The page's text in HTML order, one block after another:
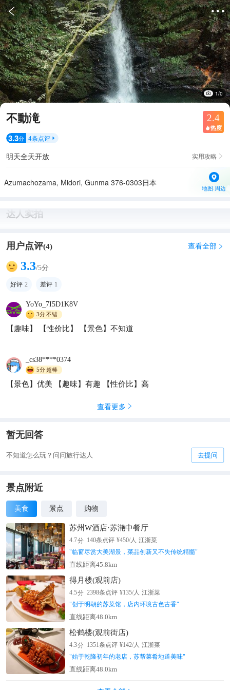
 
1/0
不動滝 2.4
 热度
3.3分 4条点评 
明天全天开放 实用攻略 
Azumachozama, Midori, Gunma 376-0303日本
地图·周边
达人实拍
用户点评(4) 查看全部 
3.3/5分
好评 2 差评 1
YoYo_7I5D1K8V
3分不错
【趣味】 【性价比】 【景色】不知道
_cs38****0374
5分超棒
【景色】优美 【趣味】有趣 【性价比】高
查看更多 
暂无回答
不知道怎么玩？问问旅行达人 去提问
景点附近
美食 景点 购物
苏州W酒店·苏滟中餐厅
4.7分 140条点评 ¥450/人 江浙菜
"临窗尽赏大美湖景，菜品创新又不失传统精髓"
直线距离45.8km
得月楼(观前店)
4.5分 2398条点评 ¥135/人 江浙菜
"创于明朝的苏菜馆，店内环境古色古香"
直线距离48.0km
松鹤楼(观前街店)
4.3分 1351条点评 ¥142/人 江浙菜
"始于乾隆初年的老店，苏帮菜肴地道美味"
直线距离48.0km